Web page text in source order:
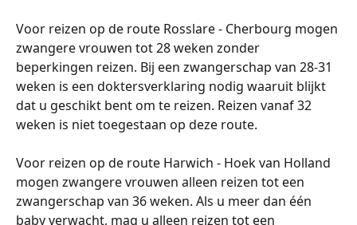
Voor reizen op de route Rosslare - Cherbourg mogen
zwangere vrouwen tot 28 weken zonder
beperkingen reizen. Bij een zwangerschap van 28-31
weken is een doktersverklaring nodig waaruit blijkt
dat u geschikt bent om te reizen. Reizen vanaf 32
weken is niet toegestaan ​​op deze route.
Voor reizen op de route Harwich - Hoek van Holland
mogen zwangere vrouwen alleen reizen tot een
zwangerschap van 36 weken. Als u meer dan één
baby verwacht, mag u alleen reizen tot een